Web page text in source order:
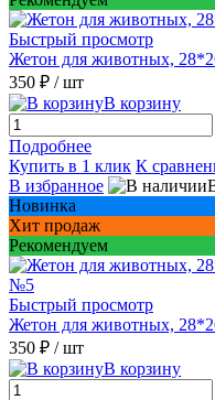
Быстрый просмотр
Жетон для животных,
350 ₽ / шт
В корзину
Подробнее
Купить в 1 клик К
В избранное
Новинка
Хит продаж
Рекомендуем
Быстрый просмотр
Жетон для животных,
350 ₽ / шт
В корзину